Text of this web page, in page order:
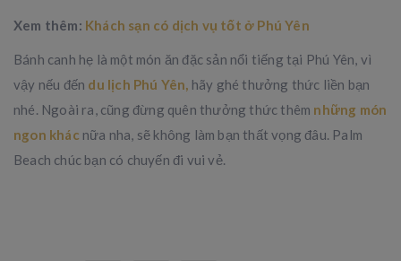
Xem thêm: Khách sạn có dịch vụ tốt ở Phú Yên
Bánh canh hẹ là một món ăn đặc sản nổi tiếng tại Phú Yên, vì
vậy nếu đến du lịch Phú Yên, hãy ghé thưởng thức liền bạn
nhé. Ngoài ra, cũng đừng quên thưởng thức thêm những món
ngon khác nữa nha, sẽ không làm bạn thất vọng đâu. Palm
Beach chúc bạn có chuyến đi vui vẻ.